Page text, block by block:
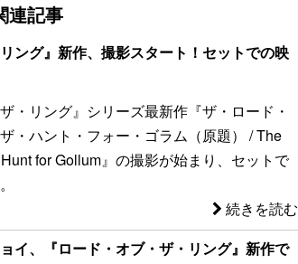
連記事
ング』新作、撮影スタート！セットでの映
・リング』シリーズ最新作『ザ・ロード・
・ハント・フォー・ゴラム（原題） / The
for Gollum』の撮影が始まり、セットで
続きを読む
イ、『ロード・オブ・ザ・リング』新作で